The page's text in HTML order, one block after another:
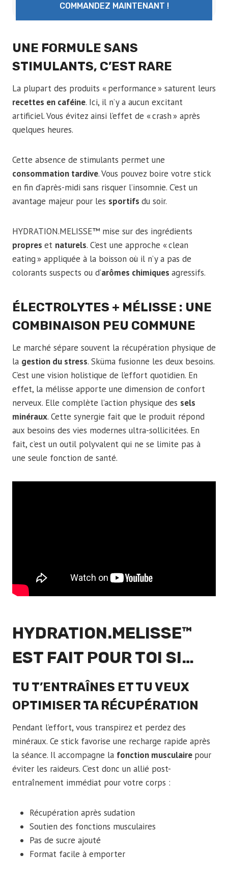
e
L
e
e
r
d
t
c
o
m
l
e
t
e
s
n
é
o
0
6
COMMANDEZ MAINTENANT !
UNE FORMULE SANS
STIMULANTS, C’EST RARE
La plupart des produits « performance » saturent leurs
recettes en caféine. Ici, il n’y a aucun excitant
artificiel. Vous évitez ainsi l’effet de « crash » après
quelques heures.
Cette absence de stimulants permet une
consommation tardive. Vous pouvez boire votre stick
en fin d’après-midi sans risquer l’insomnie. C’est un
avantage majeur pour les sportifs du soir.
HYDRATION.MELISSE™ mise sur des ingrédients
propres et naturels. C’est une approche « clean
eating » appliquée à la boisson où il n’y a pas de
colorants suspects ou d’arômes chimiques agressifs.
ÉLECTROLYTES + MÉLISSE : UNE
COMBINAISON PEU COMMUNE
Le marché sépare souvent la récupération physique de
la gestion du stress. Sküma fusionne les deux besoins.
C’est une vision holistique de l’effort quotidien. En
effet, la mélisse apporte une dimension de confort
nerveux. Elle complète l’action physique des sels
minéraux. Cette synergie fait que le produit répond
aux besoins des vies modernes ultra-sollicitées. En
fait, c’est un outil polyvalent qui ne se limite pas à
une seule fonction de santé.
HYDRATION.MELISSE™
EST FAIT POUR TOI SI…
TU T’ENTRAÎNES ET TU VEUX
OPTIMISER TA RÉCUPÉRATION
Pendant l’effort, vous transpirez et perdez des
minéraux. Ce stick favorise une recharge rapide après
la séance. Il accompagne la fonction musculaire pour
éviter les raideurs. C’est donc un allié post-
entraînement immédiat pour votre corps :
Récupération après sudation
Soutien des fonctions musculaires
Pas de sucre ajouté
Format facile à emporter